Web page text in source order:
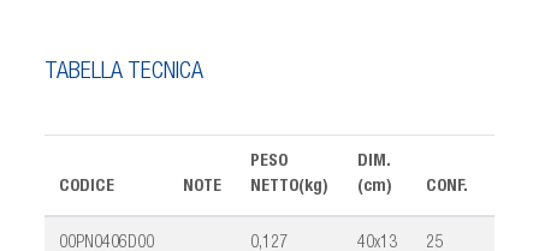
TABELLA TECNICA
CODICE NOTE
PESO
NETTO(kg)
DIM.
(cm)
CONF.
00PN0406D00 0,127 40x13 25